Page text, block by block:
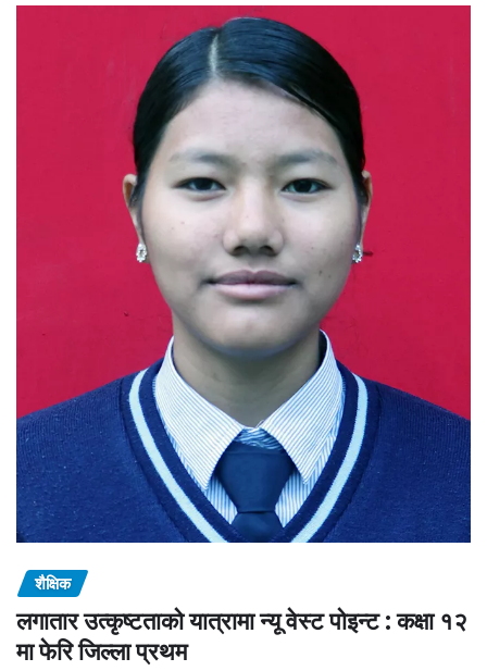
शैक्षिक
लगातार उत्कृष्टताको यात्रामा न्यू वेस्ट पोइन्ट : कक्षा १२
मा फेरि जिल्ला प्रथम